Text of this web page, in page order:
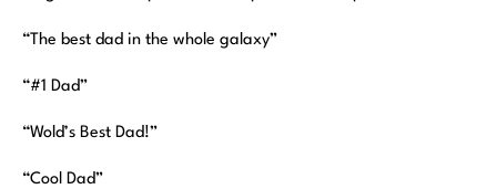
“The best dad in the whole galaxy”
“#1 Dad”
“Wold’s Best Dad!”
“Cool Dad”